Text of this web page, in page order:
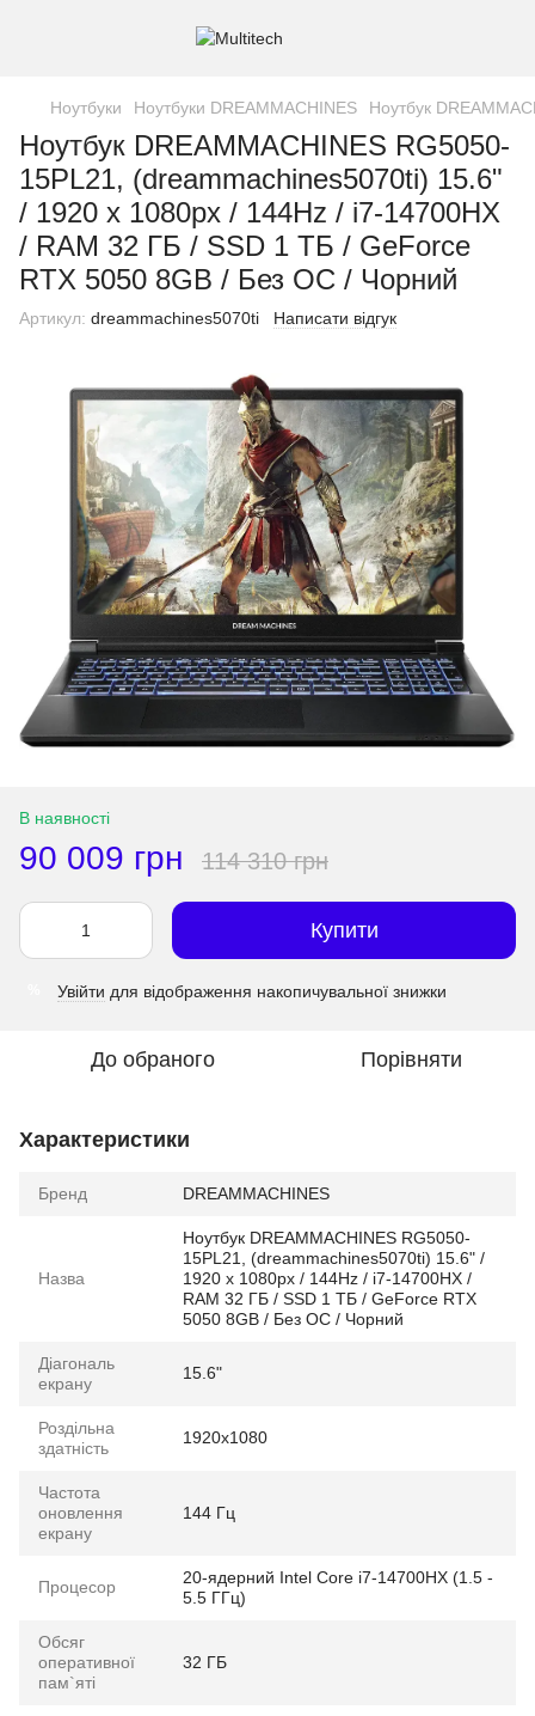
Ноутбуки Ноутбуки DREAMMACHINES Ноутбук
Ноутбук DREAMMACHINES RG5050-
15PL21, (dreammachines5070ti) 15.6"
/ 1920 x 1080px / 144Hz / i7-14700HX
/ RAM 32 ГБ / SSD 1 ТБ / GeForce
RTX 5050 8GB / Без ОС / Чорний
Артикул: dreammachines5070ti Написати відгук
В наявності
90 009 грн 114 310 грн
Купити
Увійти для відображення накопичувальної знижки
До обраного Порівняти
Характеристики
Бренд DREAMMACHINES
Назва
Ноутбук DREAMMACHINES RG5050-
15PL21, (dreammachines5070ti) 15.6" /
1920 x 1080px / 144Hz / i7-14700HX /
RAM 32 ГБ / SSD 1 ТБ / GeForce RTX
5050 8GB / Без ОС / Чорний
Діагональ
екрану
15.6"
Роздільна
здатність
1920x1080
Частота
оновлення
екрану
144 Гц
Процесор
20-ядерний Intel Core i7-14700HX (1.5 -
5.5 ГГц)
Обсяг
оперативної
пам`яті
32 ГБ